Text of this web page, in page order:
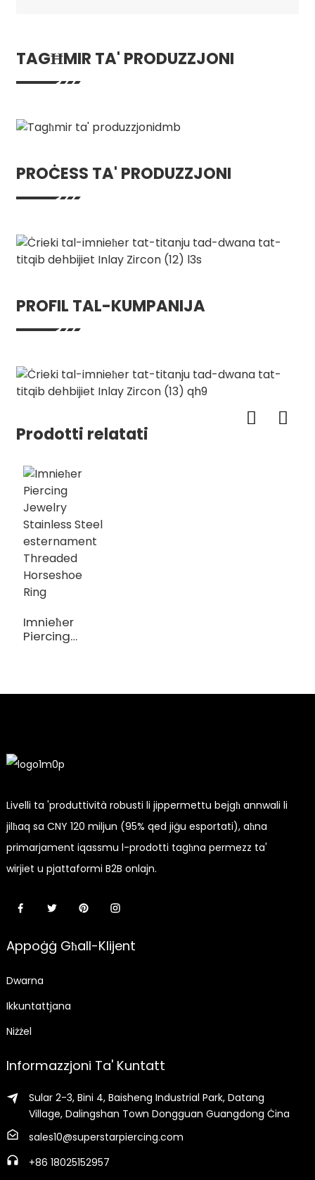
TAGĦMIR TA' PRODUZZJONI
PROĊESS TA' PRODUZZJONI
PROFIL TAL-KUMPANIJA
Prodotti relatati
Imnieħer
Piercing
esternament
Livelli ta 'produttività robusti li jippermettu bejgħ annwali li
jilħaq sa CNY 120 miljun (95% qed jiġu esportati), aħna
primarjament iqassmu l-prodotti tagħna permezz ta'
wirjiet u pjattaformi B2B onlajn.
Appoġġ Għall-Klijent
Dwarna
Ikkuntattjana
Niżżel
Informazzjoni Ta' Kuntatt
Sular 2-3, Bini 4, Baisheng Industrial Park, Datang
Village, Dalingshan Town Dongguan Guangdong Ċina
sales10@superstarpiercing.com
+86 18025152957